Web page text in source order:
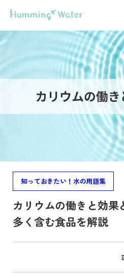
知っておきたい！水の用語集
カリウムの働きと効果
多く含む食品を解説